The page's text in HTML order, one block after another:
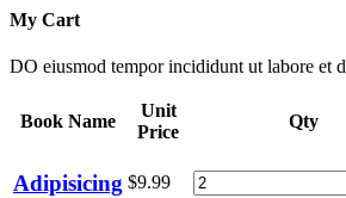
My Cart
DO eiusmod tempor incididunt ut labore et
Book Name
Unit
Price
Qty
Adipisicing $9.99